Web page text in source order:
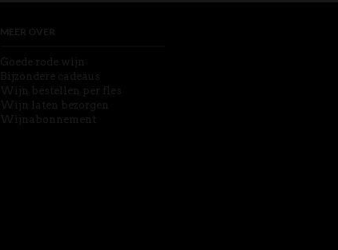
MEER OVER
Goede rode wijn
Bijzondere cadeaus
Wijn bestellen per fles
Wijn laten bezorgen
Wijnabonnement